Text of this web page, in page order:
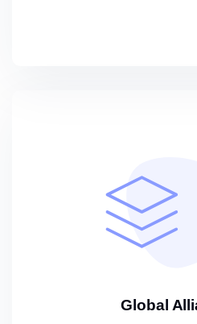
Global